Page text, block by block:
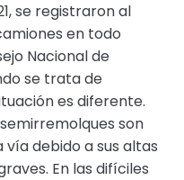
se registraron al
en todo
Nacional de
se trata de
es diferente.
son
vía debido a sus altas
En las difíciles